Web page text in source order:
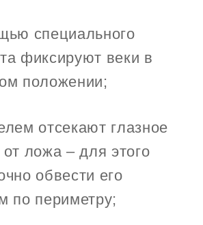
специального
фиксируют веки в
положении;
отсекают глазное
ложа – для этого
обвести его
по периметру;